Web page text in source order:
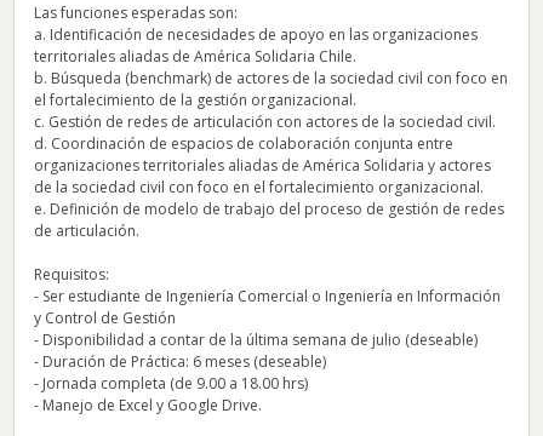
Las funciones esperadas son:
a. Identificación de necesidades de apoyo en las organizaciones
territoriales aliadas de América Solidaria Chile.
b. Búsqueda (benchmark) de actores de la sociedad civil con foco en
el fortalecimiento de la gestión organizacional.
c. Gestión de redes de articulación con actores de la sociedad civil.
d. Coordinación de espacios de colaboración conjunta entre
organizaciones territoriales aliadas de América Solidaria y actores
de la sociedad civil con foco en el fortalecimiento organizacional.
e. Definición de modelo de trabajo del proceso de gestión de redes
de articulación.
Requisitos:
- Ser estudiante de Ingeniería Comercial o Ingeniería en Información
y Control de Gestión
- Disponibilidad a contar de la última semana de julio (deseable)
- Duración de Práctica: 6 meses (deseable)
- Jornada completa (de 9.00 a 18.00 hrs)
- Manejo de Excel y Google Drive.